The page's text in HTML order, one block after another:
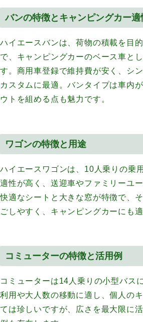
バンの特徴とキャンピングカー適
ハイエースバンは、荷物の積載を目
で、キャンピングカーのベース車と
す。商用車登録で維持費が安く、シ
カスタムに最適。バンタイプは車内
ウトを組める点も魅力です。
ワゴンの特徴と用途
ハイエースワゴンは、10人乗りの乗
適性が高く、送迎車やファミリーユ
快適なシートと大きな窓が特徴で、
ごしやすく、キャンピングカーにも適
コミューターの特徴と活用例
コミューターは14人乗りの小型バス
利用や大人数の移動に適し、個人の
ては珍しいですが、広さを最大限に